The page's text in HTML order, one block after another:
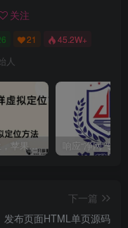
关注
21 45.2W+
人
iOS虚拟定位，苹果手机如何进行虚拟定位？附四种方法教程
下一篇
发布页面HTML单页源码